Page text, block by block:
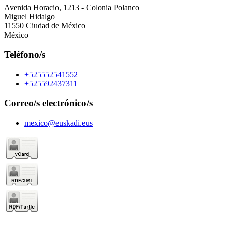
Avenida Horacio, 1213 - Colonia Polanco
Miguel Hidalgo
11550 Ciudad de México
México
Teléfono/s
+525552541552
+525592437311
Correo/s electrónico/s
mexico@euskadi.eus